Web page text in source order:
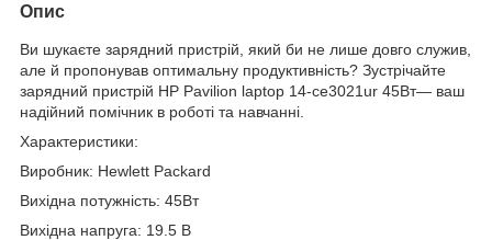
Опис
Ви шукаєте зарядний пристрій, який би не лише довго служив,
але й пропонував оптимальну продуктивність? Зустрічайте
зарядний пристрій HP Pavilion laptop 14-ce3021ur 45Вт— ваш
надійний помічник в роботі та навчанні.
Характеристики:
Виробник: Hewlett Packard
Вихідна потужність: 45Вт
Вихідна напруга: 19.5 В